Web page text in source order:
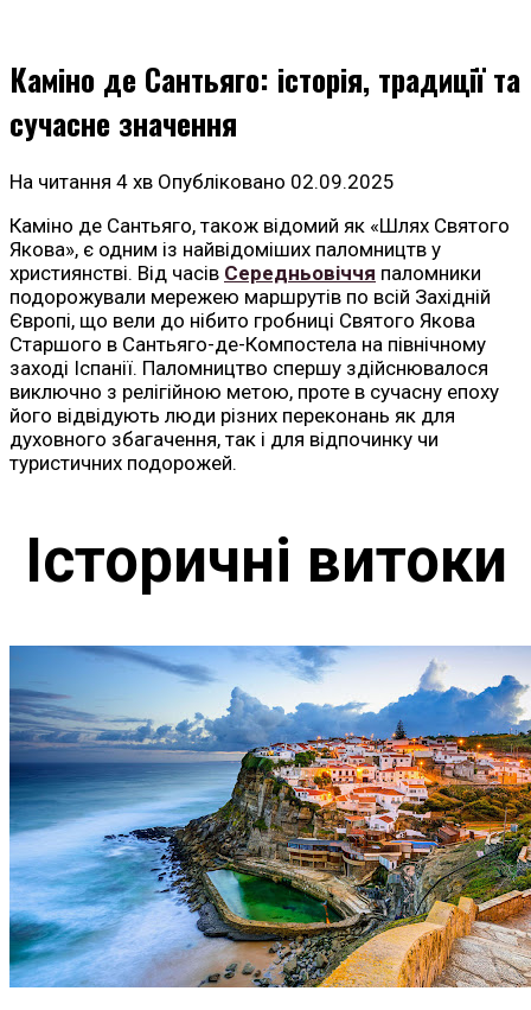
Каміно де Сантьяго: історія, традиції та
сучасне значення
На читання 4 хв Опубліковано 02.09.2025
Каміно де Сантьяго, також відомий як «Шлях Святого
Якова», є одним із найвідоміших паломництв у
християнстві. Від часів Середньовіччя паломники
подорожували мережею маршрутів по всій Західній
Європі, що вели до нібито гробниці Святого Якова
Старшого в Сантьяго-де-Компостела на північному
заході Іспанії. Паломництво спершу здійснювалося
виключно з релігійною метою, проте в сучасну епоху
його відвідують люди різних переконань як для
духовного збагачення, так і для відпочинку чи
туристичних подорожей.
Історичні витоки